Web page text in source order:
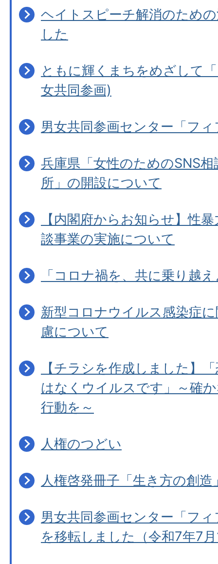
ヘイトスピーチ解消のため
した
ともに輝くまちをめざして
女共同参画)
男女共同参画センター「フ
兵庫県「女性のためのSNS
所」の開設について
【内閣府からお知らせ】性
談事業の実施について
「コロナ禍を、共に乗り越
新型コロナウイルス感染症
慮について
【チラシを作成しました】
はなくウイルスです」～確
行動を～
人権のつどい
人権啓発冊子「生き方の創造
男女共同参画センター「フ
を移転しました（令和7年7